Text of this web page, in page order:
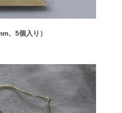
、5個入り）